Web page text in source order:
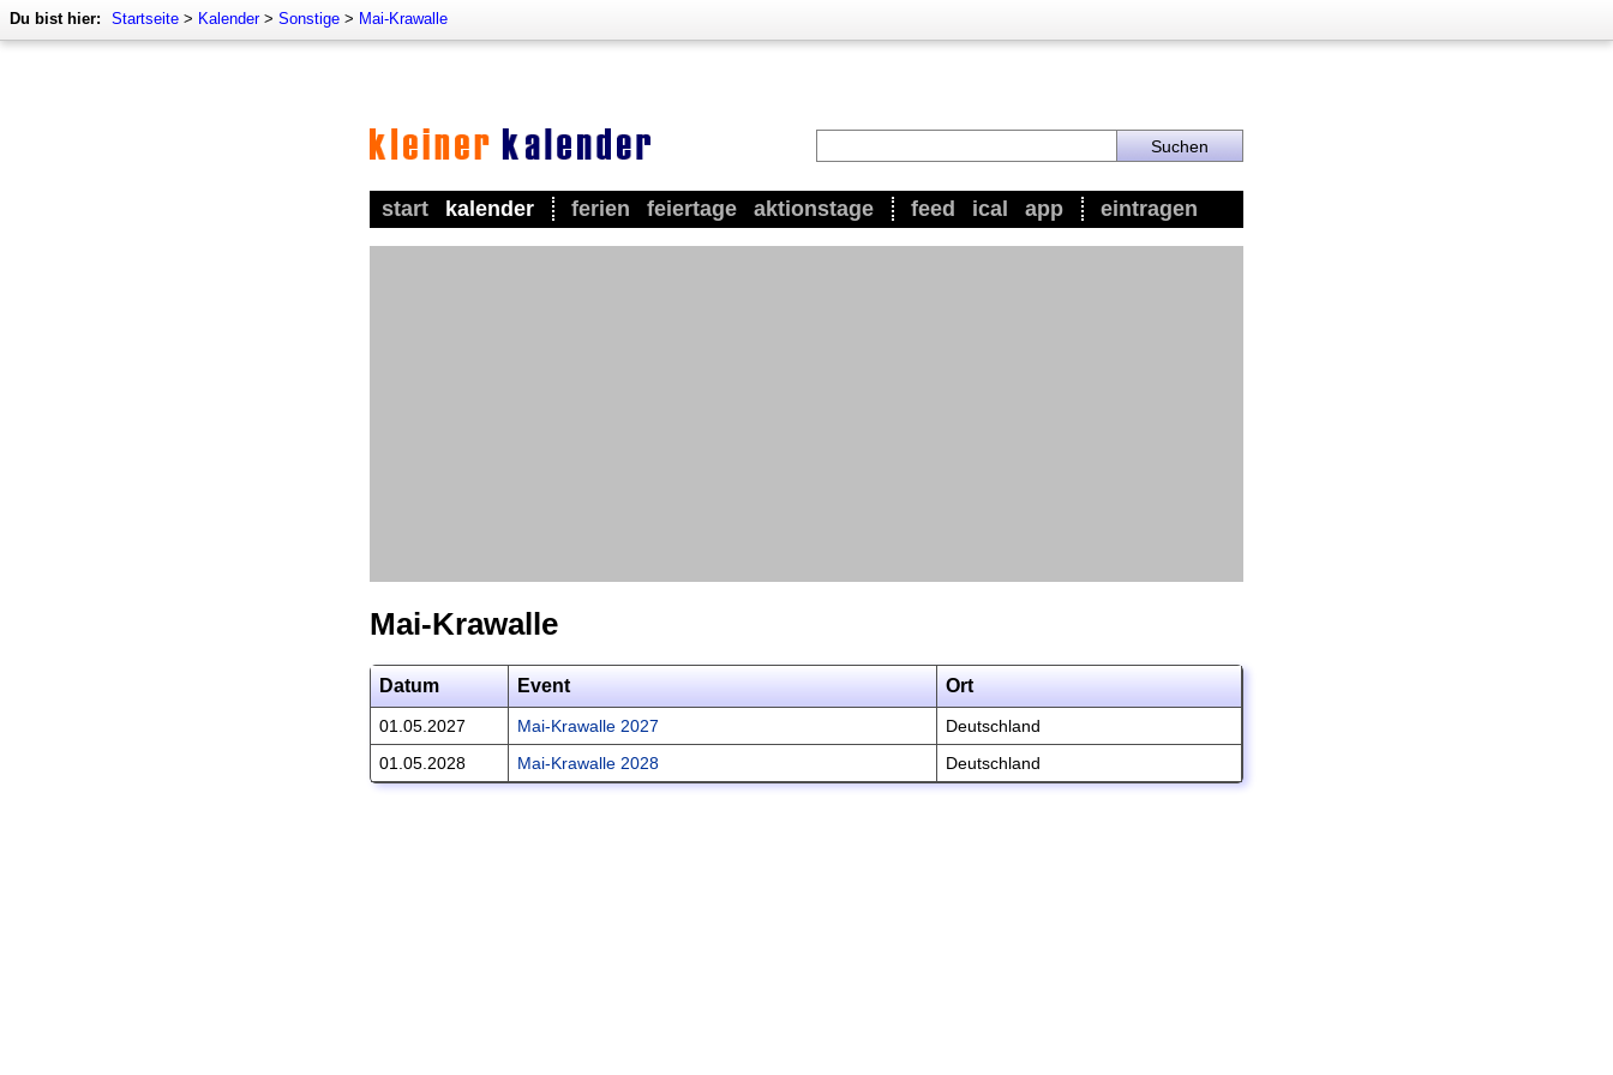
Du bist hier: Startseite > Kalender> Sonstige > Mai-Krawalle
start kalender ferien feiertage aktionstage feed ical app eintragen
Mai-Krawalle
Datum Event Ort
01.05.2027 Mai-Krawalle 2027
Deutschland
01.05.2028
Mai-Krawalle 2028 Deutschland